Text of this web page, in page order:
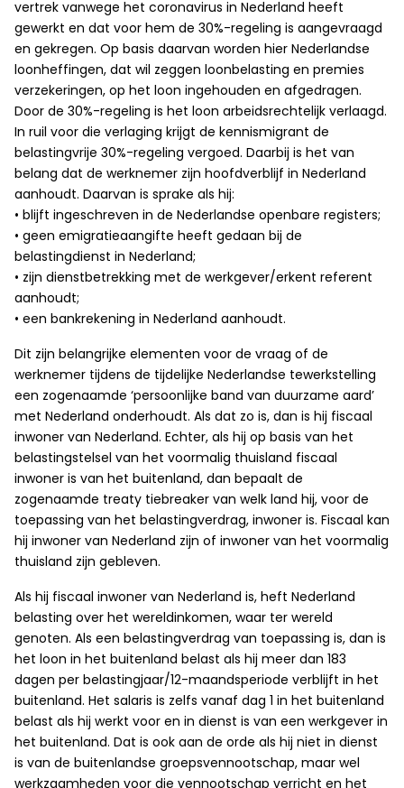
vertrek vanwege het coronavirus in Nederland heeft
gewerkt en dat voor hem de 30%-regeling is aangevraagd
en gekregen. Op basis daarvan worden hier Nederlandse
loonheffingen, dat wil zeggen loonbelasting en premies
verzekeringen, op het loon ingehouden en afgedragen.
Door de 30%-regeling is het loon arbeidsrechtelijk verlaagd.
In ruil voor die verlaging krijgt de kennismigrant de
belastingvrije 30%-regeling vergoed. Daarbij is het van
belang dat de werknemer zijn hoofdverblijf in Nederland
aanhoudt. Daarvan is sprake als hij:
• blijft ingeschreven in de Nederlandse openbare registers;
• geen emigratieaangifte heeft gedaan bij de
belastingdienst in Nederland;
• zijn dienstbetrekking met de werkgever/erkent referent
aanhoudt;
• een bankrekening in Nederland aanhoudt.
Dit zijn belangrijke elementen voor de vraag of de
werknemer tijdens de tijdelijke Nederlandse tewerkstelling
een zogenaamde ‘persoonlijke band van duurzame aard’
met Nederland onderhoudt. Als dat zo is, dan is hij fiscaal
inwoner van Nederland. Echter, als hij op basis van het
belastingstelsel van het voormalig thuisland fiscaal
inwoner is van het buitenland, dan bepaalt de
zogenaamde treaty tiebreaker van welk land hij, voor de
toepassing van het belastingverdrag, inwoner is. Fiscaal kan
hij inwoner van Nederland zijn of inwoner van het voormalig
thuisland zijn gebleven.
Als hij fiscaal inwoner van Nederland is, heft Nederland
belasting over het wereldinkomen, waar ter wereld
genoten. Als een belastingverdrag van toepassing is, dan is
het loon in het buitenland belast als hij meer dan 183
dagen per belastingjaar/12-maandsperiode verblijft in het
buitenland. Het salaris is zelfs vanaf dag 1 in het buitenland
belast als hij werkt voor en in dienst is van een werkgever in
het buitenland. Dat is ook aan de orde als hij niet in dienst
is van de buitenlandse groepsvennootschap, maar wel
werkzaamheden voor die vennootschap verricht en het